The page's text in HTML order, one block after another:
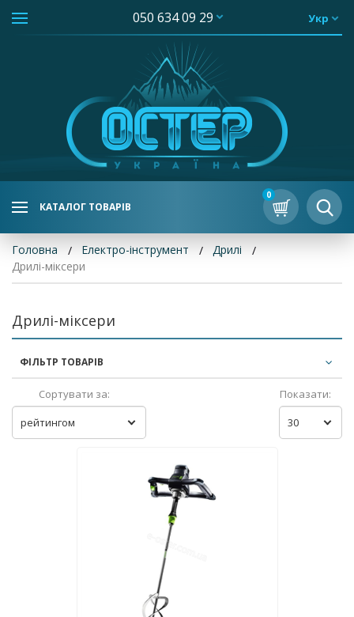
050 634 09 29 Укр
КАТАЛОГ ТОВАРІВ
0
Головна Електро-інструмент
Дрилі
Дрилі-міксери
ФІЛЬТР ТОВАРІВ
Дрилі-міксери
Сортувати за:
рейтингом
Показати:
30